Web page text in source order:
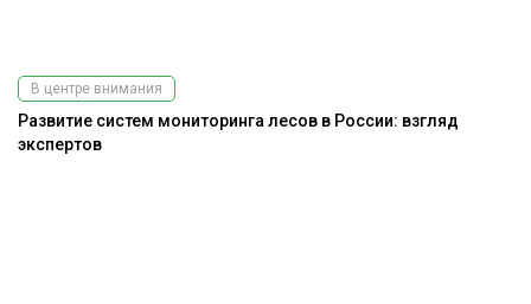
В центре внимания
Развитие систем мониторинга лесов в России: взгляд
экспертов